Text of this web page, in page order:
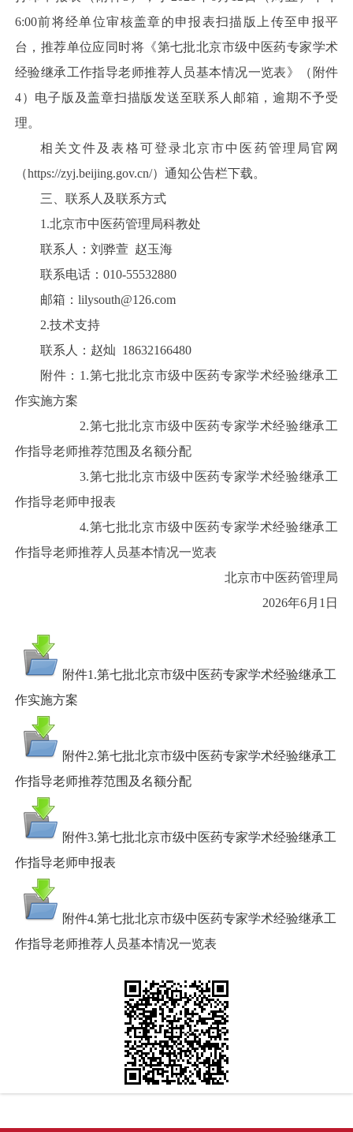
6:00前将经单位审核盖章的申报表扫描版上传至申报平
台，推荐单位应同时将《第七批北京市级中医药专家学术
经验继承工作指导老师推荐人员基本情况一览表》（附件
4）电子版及盖章扫描版发送至联系人邮箱，逾期不予受
理。
相关文件及表格可登录北京市中医药管理局官网
（https://zyj.beijing.gov.cn/）通知公告栏下载。
三、联系人及联系方式
1.北京市中医药管理局科教处
联系人：刘骅萱 赵玉海
联系电话：010-55532880
邮箱：lilysouth@126.com
2.技术支持
联系人：赵灿 18632166480
附件：1.第七批北京市级中医药专家学术经验继承工
作实施方案
2.第七批北京市级中医药专家学术经验继承工
作指导老师推荐范围及名额分配
3.第七批北京市级中医药专家学术经验继承工
作指导老师申报表
4.第七批北京市级中医药专家学术经验继承工
作指导老师推荐人员基本情况一览表
北京市中医药管理局
2026年6月1日
附件1.第七批北京市级中医药专家学术经验继承工
作实施方案
附件2.第七批北京市级中医药专家学术经验继承工
作指导老师推荐范围及名额分配
附件3.第七批北京市级中医药专家学术经验继承工
作指导老师申报表
附件4.第七批北京市级中医药专家学术经验继承工
作指导老师推荐人员基本情况一览表